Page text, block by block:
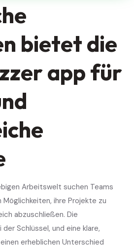
bietet die
app für
Arbeitswelt suchen Teams
ihre Projekte zu
abzuschließen. Die
Schlüssel, und eine klare,
erheblichen Unterschied